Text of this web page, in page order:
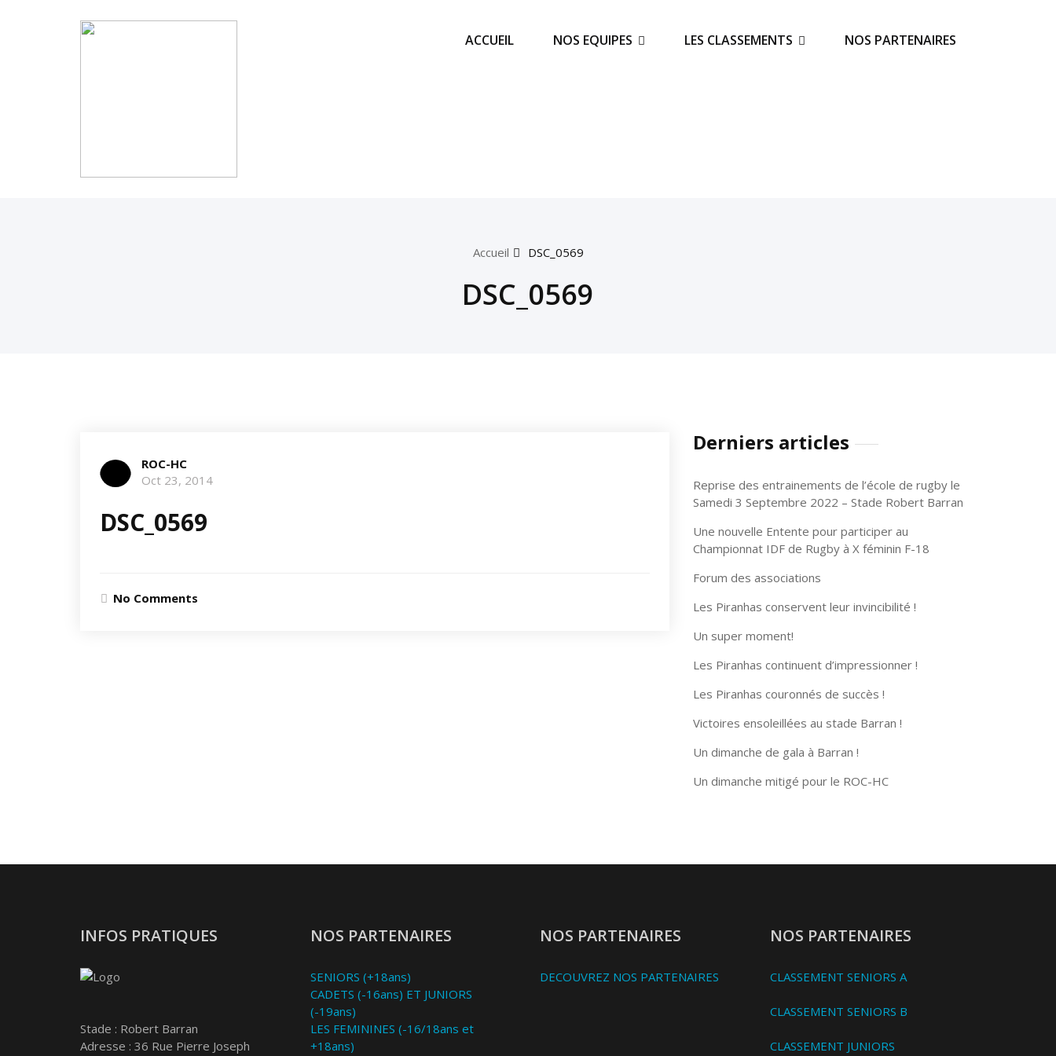
ACCUEIL NOS EQUIPES LES CLASSEMENTS NOS PARTENAIRES
Accueil DSC_0569
DSC_0569
ROC-HC
Oct 23, 2014
DSC_0569
No Comments
Derniers articles
Reprise des entrainements de l’école de rugby le
Samedi 3 Septembre 2022 – Stade Robert Barran
Une nouvelle Entente pour participer au
Championnat IDF de Rugby à X féminin F-18
Forum des associations
Les Piranhas conservent leur invincibilité !
Un super moment!
Les Piranhas continuent d’impressionner !
Les Piranhas couronnés de succès !
Victoires ensoleillées au stade Barran !
Un dimanche de gala à Barran !
Un dimanche mitigé pour le ROC-HC
INFOS PRATIQUES
Stade : Robert Barran
Adresse : 36 Rue Pierre Joseph
NOS PARTENAIRES
SENIORS (+18ans)
CADETS (-16ans) ET JUNIORS
(-19ans)
LES FEMININES (-16/18ans et
+18ans)
NOS PARTENAIRES
DECOUVREZ NOS PARTENAIRES
NOS PARTENAIRES
CLASSEMENT SENIORS A
CLASSEMENT SENIORS B
CLASSEMENT JUNIORS